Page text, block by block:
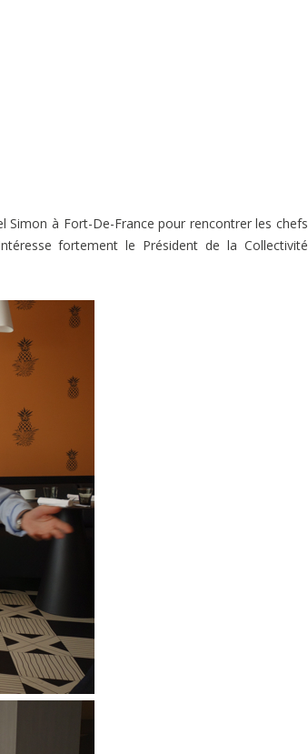
Simon à Fort-De-France pour rencontrer les chefs
fortement le Président de la Collectivité